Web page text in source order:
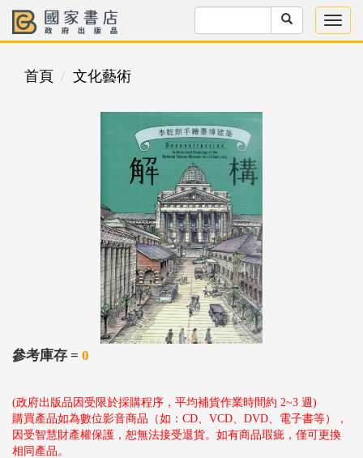
首頁 文化藝術
參考庫存 = 0
(政府出版品因受限於採購程序，平均補貨作業時間約 2~3 週)
購買產品如為數位影音商品（如：CD、VCD、DVD、電子書等），
因受智慧財產權保護，恕無法接受退貨。如有商品瑕疵，僅可更換
相同產品。